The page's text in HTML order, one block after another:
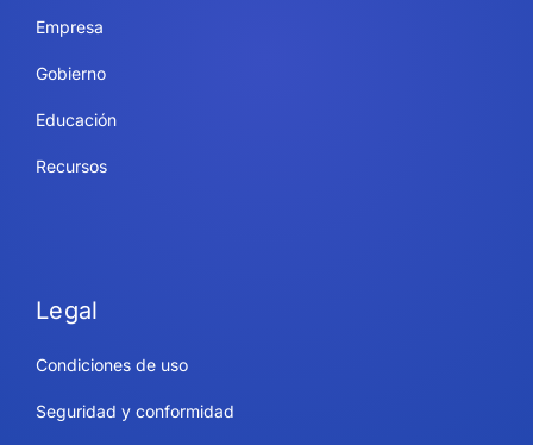
Empresa
Gobierno
Educación
Recursos
Legal
Condiciones de uso
Seguridad y conformidad